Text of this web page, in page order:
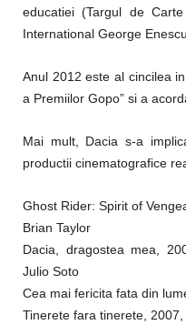
educatiei (Targul de
International George
Anul 2012 este al cincilea
a Premiilor Gopo” si a
Mai mult, Dacia s-a
productii cinematografice
Ghost Rider: Spirit of
Brian Taylor
Dacia, dragostea mea,
Julio Soto
Cea mai fericita fata din
Tinerete fara tinerete,